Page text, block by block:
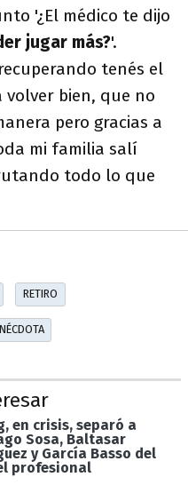
'¿El médico te dijo
jugar más?'.
tenés el
volver bien, que no
pero gracias a
mi familia salí
todo lo que
RETIRO
en crisis, separó a
Sosa, Baltasar
y García Basso del
profesional